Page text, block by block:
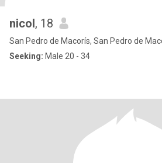
nicol, 18
San Pedro de Macorís, San Pedro de
Seeking: Male 20 - 34